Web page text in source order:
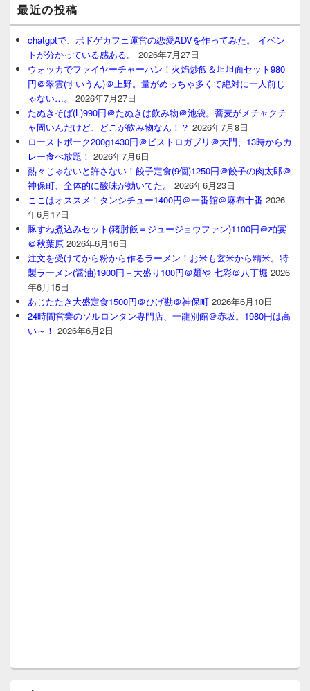
最近の投稿
chatgptで、ボドゲカフェ運営の恋愛ADVを作ってみた。 イベン
トが分かっている感ある。
2026年7月27日
ウォッカでファイヤーチャーハン！火焰炒飯＆坦坦面セット980
円＠翠雲(すいうん)＠上野。量がめっちゃ多くて絶対に一人前じ
ゃない…。
2026年7月27日
たぬきそば(L)990円＠たぬきは飲み物＠池袋。蕎麦がメチャクチ
ャ固いんだけど、どこが飲み物なん！？ 2026年7月8日
ローストポーク200g1430円＠ビストロガブリ＠大門、13時からカ
レー食べ放題！ 2026年7月6日
熱々じゃないと許さない！餃子定食(9個)1250円＠餃子の肉太郎＠
神保町、全体的に酸味が効いてた。
2026年6月23日
ここはオススメ！タンシチュー1400円＠一番館＠麻布十番 2026
年6月17日
豚すね煮込みセット(猪肘飯＝ジュージョウファン)1100円＠柏宴
＠秋葉原 2026年6月16日
注文を受けてから粉から作るラーメン！お米も玄米から精米。特
製ラーメン(醤油)1900円＋大盛り100円＠麺や 七彩＠八丁堀 2026
年6月15日
あじたたき大盛定食1500円＠ひげ勘＠神保町 2026年6月10日
24時間営業のソルロンタン専門店、一龍別館＠赤坂。1980円は高
い～！ 2026年6月2日